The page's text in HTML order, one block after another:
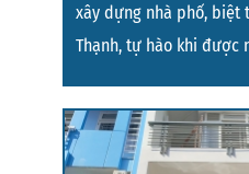
xây dựng nhà phố, biệt
Thạnh, tự hào khi được